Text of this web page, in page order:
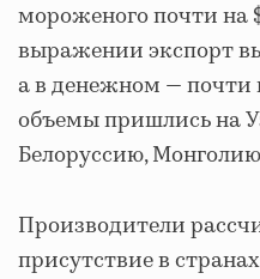
мороженого почти на
выражении экспорт
а в денежном — почти
объемы пришлись на
Белоруссию,
Производители
присутствие в